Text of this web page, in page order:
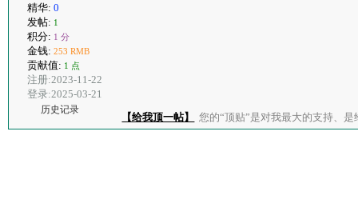
精华: 0
发帖: 1
积分: 1 分
金钱: 253 RMB
贡献值: 1 点
注册:2023-11-22
登录:2025-03-21
历史记录
【给我顶一帖】 您的“顶贴”是对我最大的支持、